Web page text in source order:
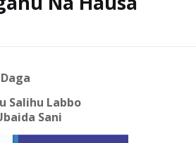
Daga
Salihu Labbo
Sani